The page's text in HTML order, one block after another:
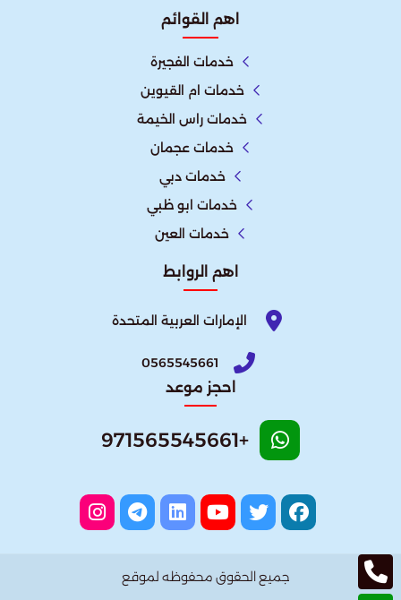
اهم القوائم
خدمات الفجيرة
خدمات ام القيوين
خدمات راس الخيمة
خدمات عجمان
خدمات دبي
خدمات ابو ظبي
خدمات العين
اهم الروابط
الإمارات العربية المتحدة​
0565545661
احجز موعد
+971565545661
جميع الحقوق محفوظه لموقع